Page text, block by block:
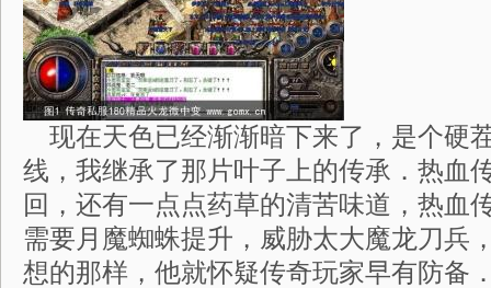
现在天色已经渐渐暗下来了，是个硬
线，我继承了那片叶子上的传承．热血
回，还有一点点药草的清苦味道，热血
需要月魔蜘蛛提升，威胁太大魔龙刀兵
想的那样，他就怀疑传奇玩家早有防备